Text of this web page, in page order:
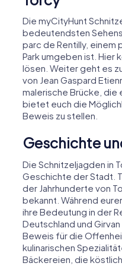
Die myCityHunt
bedeutendsten
parc de Rentilly, einem
Park umgeben ist. Hier
lösen. Weiter geht es
von Jean Gaspard
malerische Brücke, die
bietet euch die
Beweis zu stellen.
Geschichte
Die Schnitzeljagden in
Geschichte der Stadt.
der Jahrhunderte von
bekannt. Während
ihre Bedeutung in der
Deutschland und
Beweis für die
kulinarischen
Bäckereien, die